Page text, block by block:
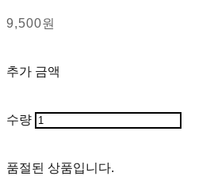
9,500원
추가 금액
수량
품절된 상품입니다.